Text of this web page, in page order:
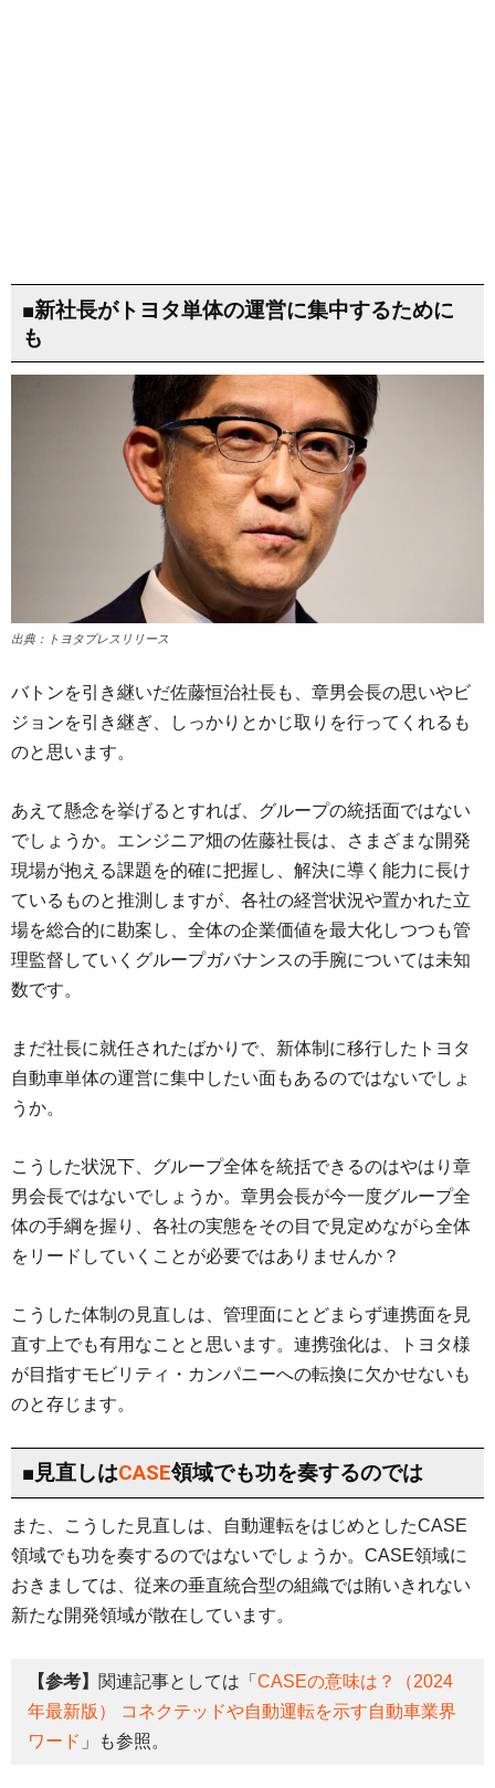
■新社長がトヨタ単体の運営に集中するために
も
出典：トヨタプレスリリース
バトンを引き継いだ佐藤恒治社長も、章男会長の思いやビ
ジョンを引き継ぎ、しっかりとかじ取りを行ってくれるも
のと思います。
あえて懸念を挙げるとすれば、グループの統括面ではない
でしょうか。エンジニア畑の佐藤社長は、さまざまな開発
現場が抱える課題を的確に把握し、解決に導く能力に長け
ているものと推測しますが、各社の経営状況や置かれた立
場を総合的に勘案し、全体の企業価値を最大化しつつも管
理監督していくグループガバナンスの手腕については未知
数です。
まだ社長に就任されたばかりで、新体制に移行したトヨタ
自動車単体の運営に集中したい面もあるのではないでしょ
うか。
こうした状況下、グループ全体を統括できるのはやはり章
男会長ではないでしょうか。章男会長が今一度グループ全
体の手綱を握り、各社の実態をその目で見定めながら全体
をリードしていくことが必要ではありませんか？
こうした体制の見直しは、管理面にとどまらず連携面を見
直す上でも有用なことと思います。連携強化は、トヨタ様
が目指すモビリティ・カンパニーへの転換に欠かせないも
のと存じます。
■見直しはCASE領域でも功を奏するのでは
また、こうした見直しは、自動運転をはじめとしたCASE
領域でも功を奏するのではないでしょうか。CASE領域に
おきましては、従来の垂直統合型の組織では賄いきれない
新たな開発領域が散在しています。
【参考】 関連記事としては「 CASEの意味は？（2024
年最新版） コネクテッドや自動運転を示す自動車業界
ワード 」も参照。